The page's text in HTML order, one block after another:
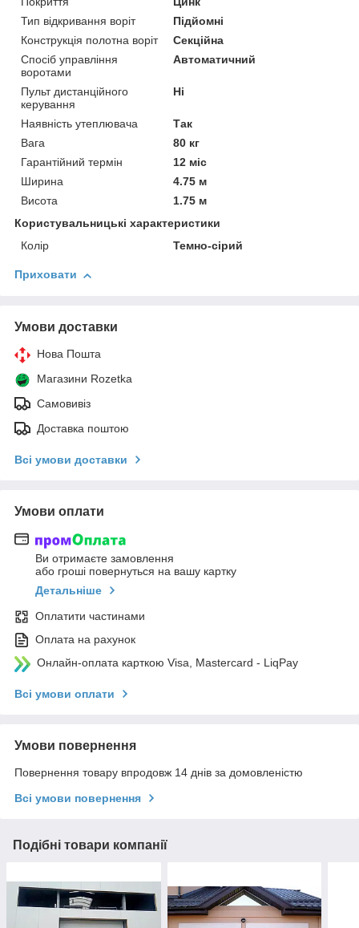
Тип відкривання воріт
Підйомні
Конструкція полотна воріт
Секційна
Спосіб управління
воротами
Автоматичний
Пульт дистанційного
керування
Ні
Наявність утеплювача
Так
Вага
80 кг
Гарантійний термін
12 міс
Ширина
4.75 м
Висота
1.75 м
Користувальницькі характеристики
Колір
Темно-сірий
Приховати
Умови доставки
Нова Пошта
Магазини Rozetka
Самовивіз
Доставка поштою
Всі умови доставки
Умови оплати
Ви отримаєте замовлення
або гроші повернуться на вашу картку
Детальніше
Оплатити частинами
Оплата на рахунок
Онлайн-оплата карткою Visa, Mastercard - LiqPay
Всі умови оплати
Умови повернення
Повернення товару впродовж 14 днів за домовленістю
Всі умови повернення
Подібні товари компанії